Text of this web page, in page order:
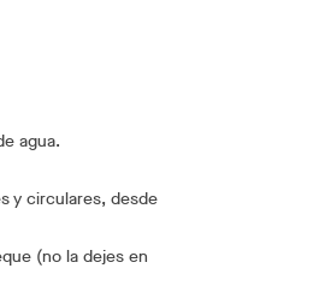
agua.
y circulares, desde
(no la dejes en